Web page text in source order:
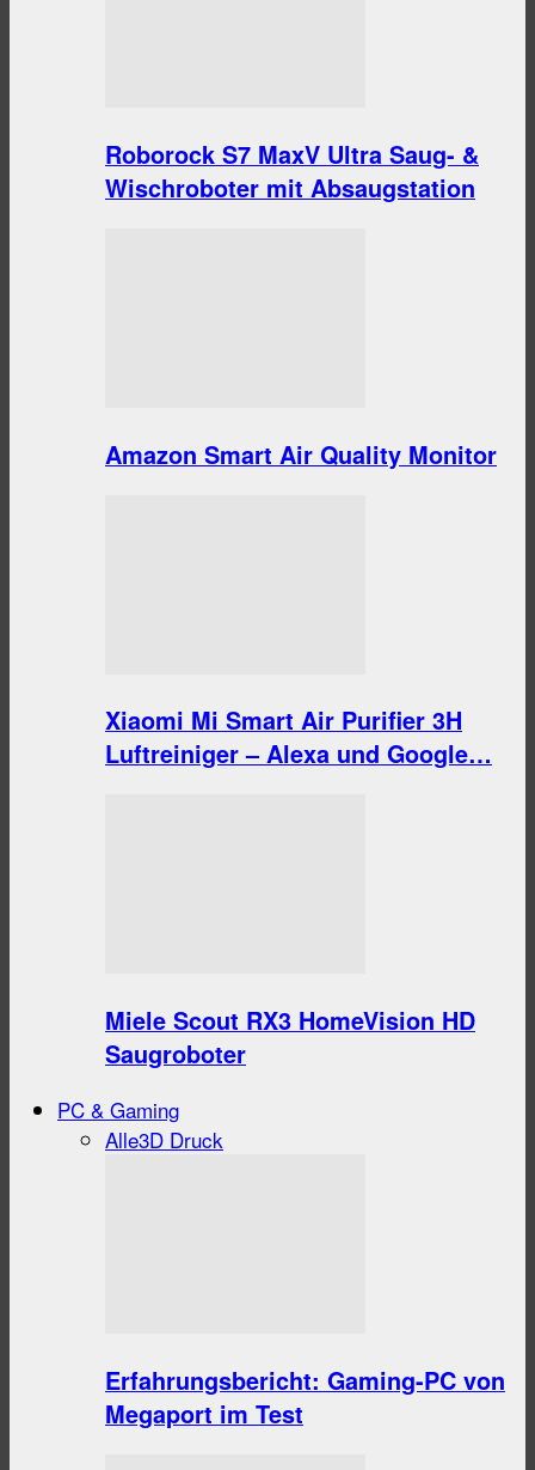
Roborock S7 MaxV Ultra Saug- &
Wischroboter mit Absaugstation
Amazon Smart Air Quality Monitor
Xiaomi Mi Smart Air Purifier 3H
Luftreiniger – Alexa und Google…
Miele Scout RX3 HomeVision HD
Saugroboter
PC & Gaming
Alle3D Druck
Erfahrungsbericht: Gaming-PC von
Megaport im Test